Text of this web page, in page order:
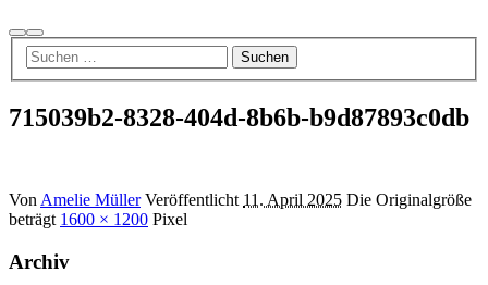
Suchen
Hauptmenü
715039b2-8328-404d-8b6b-b9d87893c0db
VonAmelie Müller Veröffentlicht 11. April 2025 Die Originalgröße
beträgt 1600 × 1200 Pixel
Archiv